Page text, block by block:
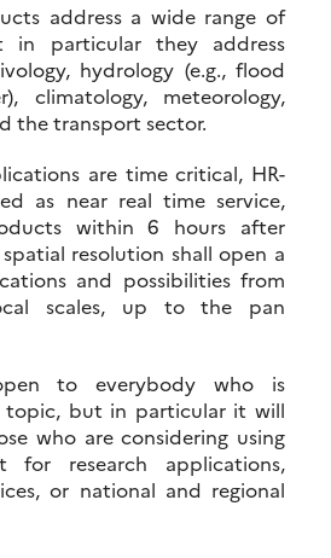
address a wide range of
in particular they address
hydrology (e.g., flood
climatology, meteorology,
the transport sector.
are time critical, HR-
as near real time service,
within 6 hours after
resolution shall open a
and possibilities from
scales, up to the pan
to everybody who is
topic, but in particular it will
who are considering using
research applications,
or national and regional